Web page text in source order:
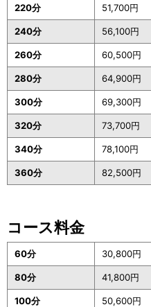
220分 51,700円
240分 56,100円
260分 60,500円
280分 64,900円
300分 69,300円
320分 73,700円
340分 78,100円
360分 82,500円
コース料金
60分 30,800円
80分 41,800円
100分 50,600円